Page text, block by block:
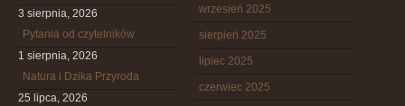
3 sierpnia, 2026
Pytania od czytelników
1 sierpnia, 2026
Natura i Dzika Przyroda
25 lipca, 2026
wrzesień 2025
sierpień 2025
lipiec 2025
czerwiec 2025